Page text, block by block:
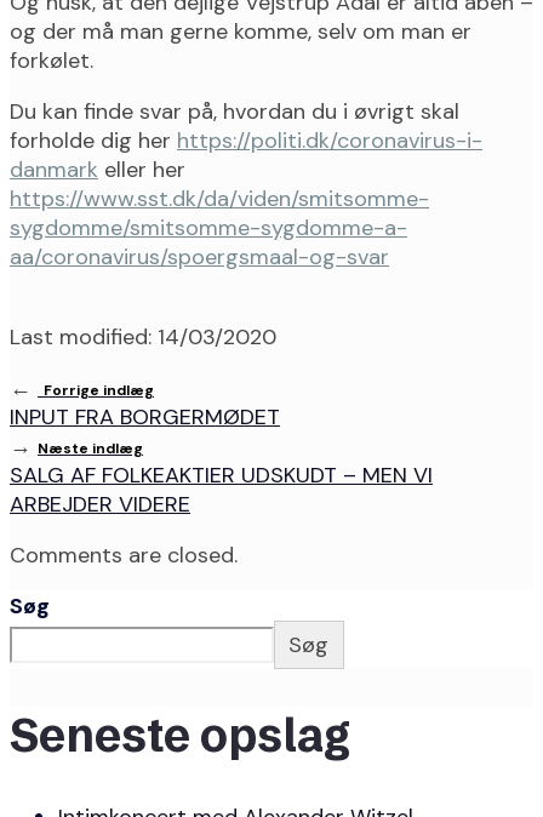
og der må man gerne komme, selv om man er
forkølet.
Du kan finde svar på, hvordan du i øvrigt skal
forholde dig her https://politi.dk/coronavirus-i-
danmark eller her
https://www.sst.dk/da/viden/smitsomme-
sygdomme/smitsomme-sygdomme-a-
aa/coronavirus/spoergsmaal-og-svar
Last modified: 14/03/2020
←
Forrige indlæg
INPUT FRA BORGERMØDET
→ Næste indlæg
SALG AF FOLKEAKTIER UDSKUDT – MEN VI
ARBEJDER VIDERE
Comments are closed.
Søg
Søg
Seneste opslag